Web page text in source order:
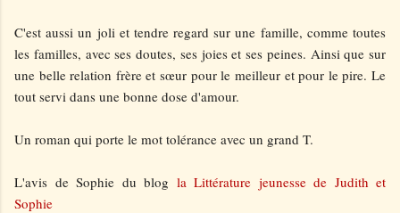
C'est aussi un joli et tendre regard sur une famille, comme toutes
les familles, avec ses doutes, ses joies et ses peines. Ainsi que sur
une belle relation frère et sœur pour le meilleur et pour le pire. Le
tout servi dans une bonne dose d'amour.
Un roman qui porte le mot tolérance avec un grand T.
L'avis de Sophie du blog la Littérature jeunesse de Judith et
Sophie